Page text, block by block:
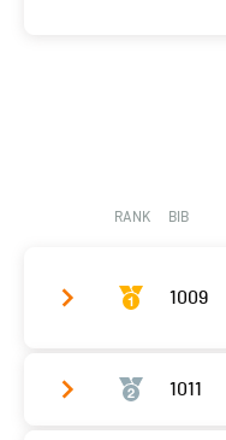
RANK BIB
1009
Meilleur tour 1011